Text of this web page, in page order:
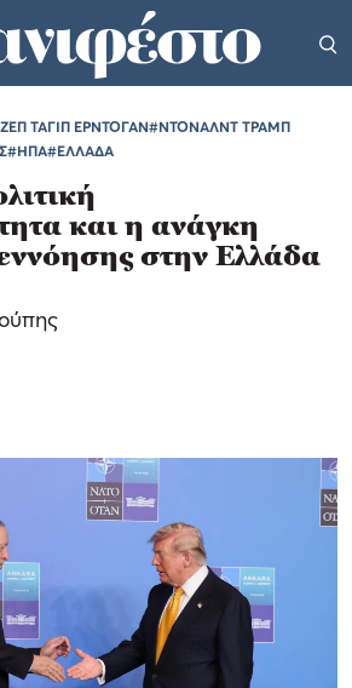
ΤΑΓΙΠ ΕΡΝΤΟΓΑΝ#ΝΤΟΝΑΛΝΤ ΤΡΑΜΠ
#ΗΠΑ#ΕΛΛΑΔΑ
και η ανάγκη
στην Ελλάδα